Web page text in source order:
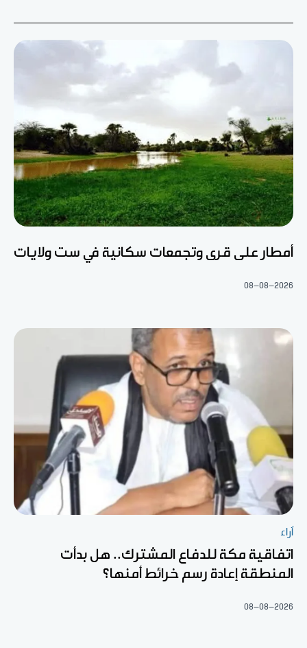
أمطار على قرى وتجمعات سكانية في ست ولايات
08-08-2026
آراء
اتفاقية مكة للدفاع المشترك.. هل بدأت
المنطقة إعادة رسم خرائط أمنها؟
08-08-2026